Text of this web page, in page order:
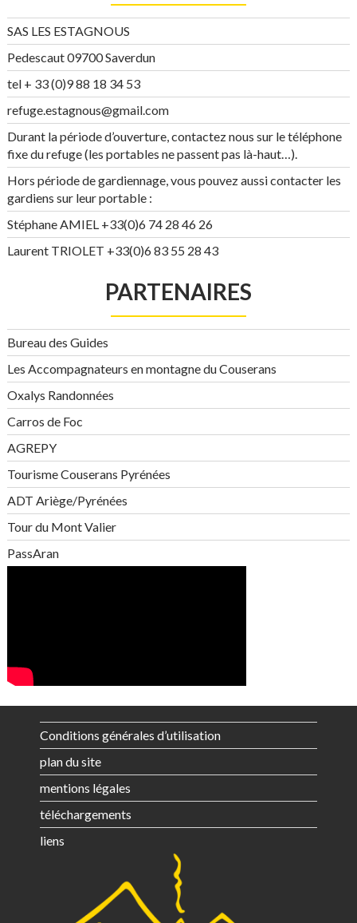
SAS LES ESTAGNOUS
Pedescaut 09700 Saverdun
tel + 33 (0)9 88 18 34 53
refuge.estagnous@gmail.com
Durant la période d’ouverture, contactez nous sur le téléphone
fixe du refuge (les portables ne passent pas là-haut…).
Hors période de gardiennage, vous pouvez aussi contacter les
gardiens sur leur portable :
Stéphane AMIEL +33(0)6 74 28 46 26
Laurent TRIOLET +33(0)6 83 55 28 43
PARTENAIRES
Bureau des Guides
Les Accompagnateurs en montagne du Couserans
Oxalys Randonnées
Carros de Foc
AGREPY
Tourisme Couserans Pyrénées
ADT Ariège/Pyrénées
Tour du Mont Valier
PassAran
Conditions générales d’utilisation
plan du site
mentions légales
téléchargements
liens